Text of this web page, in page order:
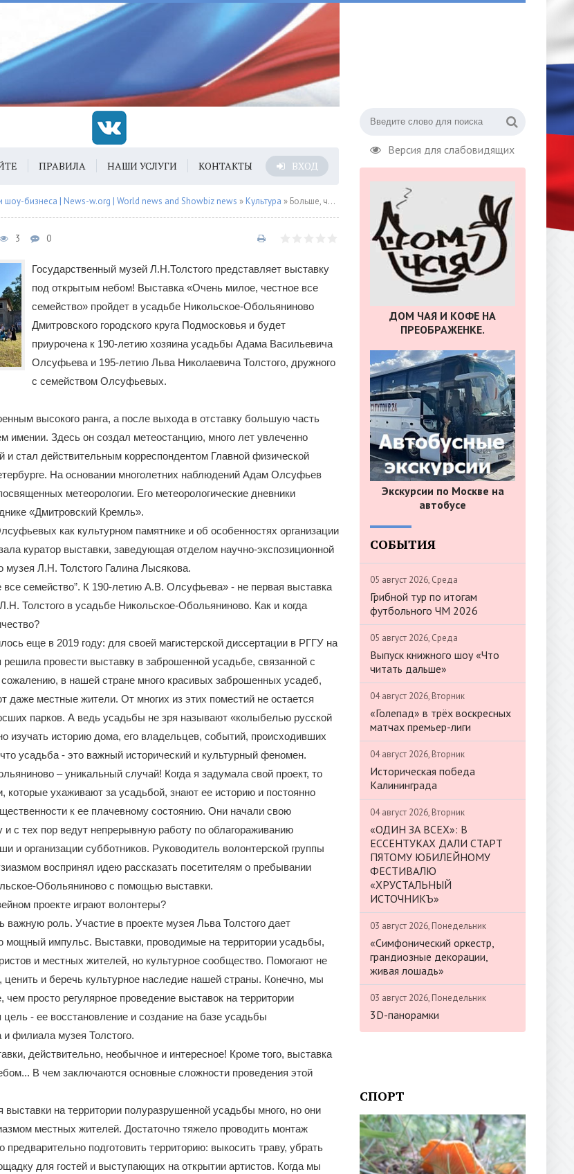
Версия для слабовидящих
ПРАВИЛА НАШИ УСЛУГИ КОНТАКТЫ ВХОД
шоу-бизнеса | News-w.org | World news and Showbiz news » Культура » Больше, чем выставка
3 0
Государственный музей Л.Н.Толстого представляет выставку
под открытым небом! Выставка «Очень милое, честное все
семейство» пройдет в усадьбе Никольское-Обольяниново
Дмитровского городского круга Подмосковья и будет
приурочена к 190-летию хозяина усадьбы Адама Васильевича
Олсуфьева и 195-летию Льва Николаевича Толстого, дружного
с семейством Олсуфьевых.
высокого ранга, а после выхода в отставку большую часть
имении. Здесь он создал метеостанцию, много лет увлеченно
и стал действительным корреспондентом Главной физической
На основании многолетних наблюдений Адам Олсуфьев
метеорологии. Его метеорологические дневники
«Дмитровский Кремль».
как культурном памятнике и об особенностях организации
куратор выставки, заведующая отделом научно-экспозиционной
музея Л.Н. Толстого Галина Лысякова.
все семейство”. К 190-летию А.В. Олсуфьева» - не первая выставка
Толстого в усадьбе Никольское-Обольяниново. Как и когда
еще в 2019 году: для своей магистерской диссертации в РГГУ на
решила провести выставку в заброшенной усадьбе, связанной с
в нашей стране много красивых заброшенных усадеб,
даже местные жители. От многих из этих поместий не остается
парков. А ведь усадьбы не зря называют «колыбелью русской
изучать историю дома, его владельцев, событий, происходивших
усадьба - это важный исторический и культурный феномен.
– уникальный случай! Когда я задумала свой проект, то
которые ухаживают за усадьбой, знают ее историю и постоянно
к ее плачевному состоянию. Они начали свою
и с тех пор ведут непрерывную работу по облагораживанию
и организации субботников. Руководитель волонтерской группы
воспринял идею рассказать посетителям о пребывании
Обольяниново с помощью выставки.
проекте играют волонтеры?
важную роль. Участие в проекте музея Льва Толстого дает
мощный импульс. Выставки, проводимые на территории усадьбы,
и местных жителей, но культурное сообщество. Помогают не
и беречь культурное наследие нашей страны. Конечно, мы
просто регулярное проведение выставок на территории
- ее восстановление и создание на базе усадьбы
и филиала музея Толстого.
действительно, необычное и интересное! Кроме того, выставка
В чем заключаются основные сложности проведения этой
на территории полуразрушенной усадьбы много, но они
местных жителей. Достаточно тяжело проводить монтаж
предварительно подготовить территорию: выкосить траву, убрать
для гостей и выступающих на открытии артистов. Когда мы
ДОМ ЧАЯ И КОФЕ НА
ПРЕОБРАЖЕНКЕ.
Экскурсии по Москве на
автобусе
СОБЫТИЯ
05 август 2026, Среда
Грибной тур по итогам
футбольного ЧМ 2026
05 август 2026, Среда
Выпуск книжного шоу «Что
читать дальше»
04 август 2026, Вторник
«Голепад» в трёх воскресных
матчах премьер-лиги
04 август 2026, Вторник
Историческая победа
Калининграда
04 август 2026, Вторник
«ОДИН ЗА ВСЕХ»: В
ЕССЕНТУКАХ ДАЛИ СТАРТ
ПЯТОМУ ЮБИЛЕЙНОМУ
ФЕСТИВАЛЮ
«ХРУСТАЛЬНЫЙ
ИСТОЧНИКЪ»
03 август 2026, Понедельник
«Симфонический оркестр,
грандиозные декорации,
живая лошадь»
03 август 2026, Понедельник
3D-панорамки
СПОРТ